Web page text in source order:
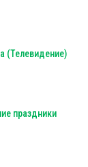
(Телевидение)
праздники